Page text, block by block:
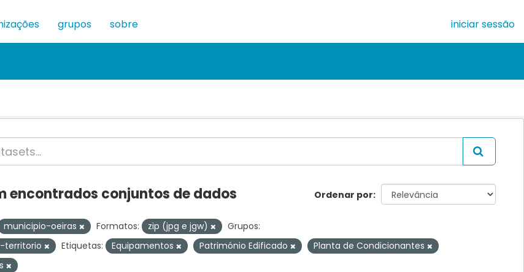
grupos sobre iniciar sessão
Ordenar por
encontrados conjuntos de dados
municipio-oeiras Formatos: zip (jpg e jgw)
Grupos:
territorio
Etiquetas: Equipamentos Património Edificado
Planta de Condicionantes